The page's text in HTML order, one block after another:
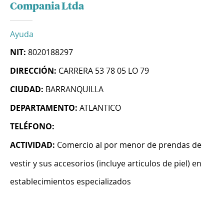
Compania Ltda
Ayuda
NIT: 8020188297
DIRECCIÓN: CARRERA 53 78 05 LO 79
CIUDAD: BARRANQUILLA
DEPARTAMENTO: ATLANTICO
TELÉFONO:
ACTIVIDAD: Comercio al por menor de prendas de
vestir y sus accesorios (incluye articulos de piel) en
establecimientos especializados